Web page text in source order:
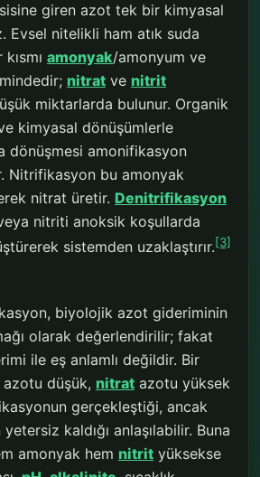
giren azot tek bir kimyasal
Evsel nitelikli ham atık suda
amonyak/amonyum ve
nitrat ve nitrit
miktarlarda bulunur. Organik
kimyasal dönüşümlerle
dönüşmesi amonifikasyon
Nitrifikasyon bu amonyak
nitrat üretir. Denitrifikasyon
nitriti anoksik koşullarda
sistemden uzaklaştırır.[3]
biyolojik azot gideriminin
olarak değerlendirilir; fakat
ile eş anlamlı değildir. Bir
azotu düşük, nitrat azotu yüksek
gerçekleştiği, ancak
kaldığı anlaşılabilir. Buna
amonyak hem nitrit yüksekse